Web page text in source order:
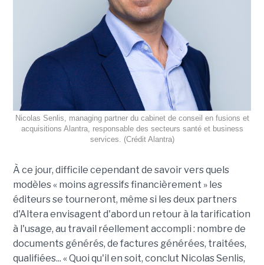
Nicolas Senlis, managing partner du cabinet de conseil en fusions et
acquisitions Alantra, responsable des secteurs santé et business
services. (Crédit Alantra)
À ce jour, difficile cependant de savoir vers quels
modèles « moins agressifs financièrement » les
éditeurs se tourneront, même si les deux partners
d'Altera envisagent d'abord un retour à la tarification
à l'usage, au travail réellement accompli : nombre de
documents générés, de factures générées, traitées,
qualifiées... « Quoi qu'il en soit, conclut Nicolas Senlis,